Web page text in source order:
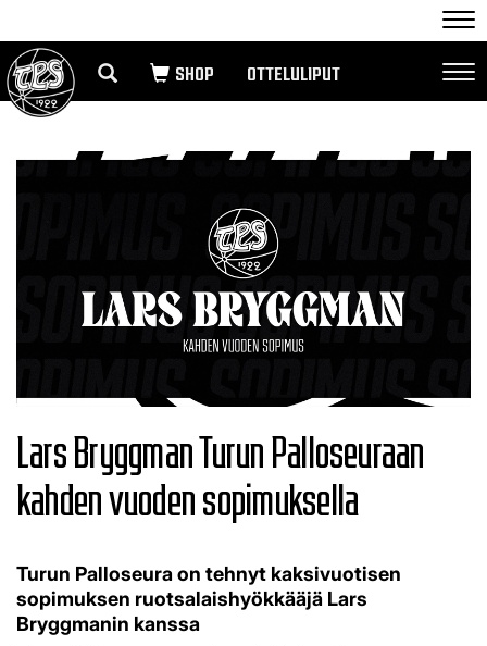
OTTELULIPUT
Lars Bryggman Turun Palloseuraan
kahden vuoden sopimuksella
Turun Palloseura on tehnyt kaksivuotisen
sopimuksen ruotsalaishyökkääjä Lars
Bryggmanin kanssa